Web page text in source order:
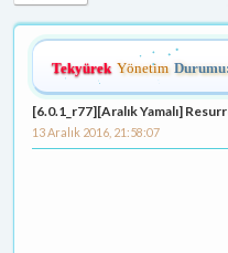
Tekyürek Yönetim
[6.0.1_r77][Aralık Yamalı]
13 Aralık 2016, 21:58:07